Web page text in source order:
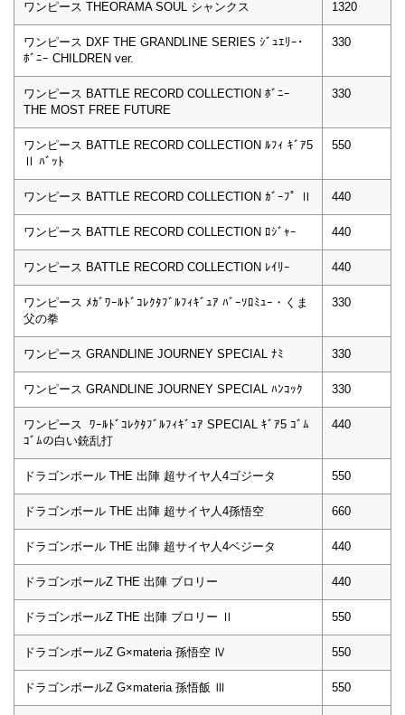
ワンピース THEORAMA SOUL シャンクス 1320
ワンピース DXF THE GRANDLINE SERIES ｼﾞｭｴﾘｰ･
ﾎﾞﾆｰ CHILDREN ver.
330
ワンピース BATTLE RECORD COLLECTION ﾎﾞﾆｰ
THE MOST FREE FUTURE
330
ワンピース BATTLE RECORD COLLECTION ﾙﾌｨ ｷﾞｱ5
Ⅱ ﾊﾞｯﾄ
550
ワンピース BATTLE RECORD COLLECTION ｶﾞｰﾌﾟ Ⅱ 440
ワンピース BATTLE RECORD COLLECTION ﾛｼﾞｬｰ 440
ワンピース BATTLE RECORD COLLECTION ﾚｲﾘｰ 440
ワンピース ﾒｶﾞﾜｰﾙﾄﾞｺﾚｸﾀﾌﾞﾙﾌｨｷﾞｭｱ ﾊﾞｰｿﾛﾐｭｰ・くま
父の拳
330
ワンピース GRANDLINE JOURNEY SPECIAL ﾅﾐ 330
ワンピース GRANDLINE JOURNEY SPECIAL ﾊﾝｺｯｸ 330
ワンピース ﾜｰﾙﾄﾞｺﾚｸﾀﾌﾞﾙﾌｨｷﾞｭｱ SPECIAL ｷﾞｱ5 ｺﾞﾑ
ｺﾞﾑの白い銃乱打
440
ドラゴンボール THE 出陣 超サイヤ人4ゴジータ 550
ドラゴンボール THE 出陣 超サイヤ人4孫悟空 660
ドラゴンボール THE 出陣 超サイヤ人4ベジータ 440
ドラゴンボールZ THE 出陣 ブロリー 440
ドラゴンボールZ THE 出陣 ブロリー Ⅱ 550
ドラゴンボールZ G×materia 孫悟空 Ⅳ 550
ドラゴンボールZ G×materia 孫悟飯 Ⅲ 550